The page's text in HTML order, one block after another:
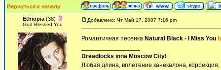
Вернуться к началу
Ethiopia(38)
God Blessed You
Добавлено: Чт Май 17, 2007 7:16 pm
Романтичная песенка Natural Black - I Miss You
Dreadlocks inna Moscow Сity!
Любая длина, вплетение канекалона,